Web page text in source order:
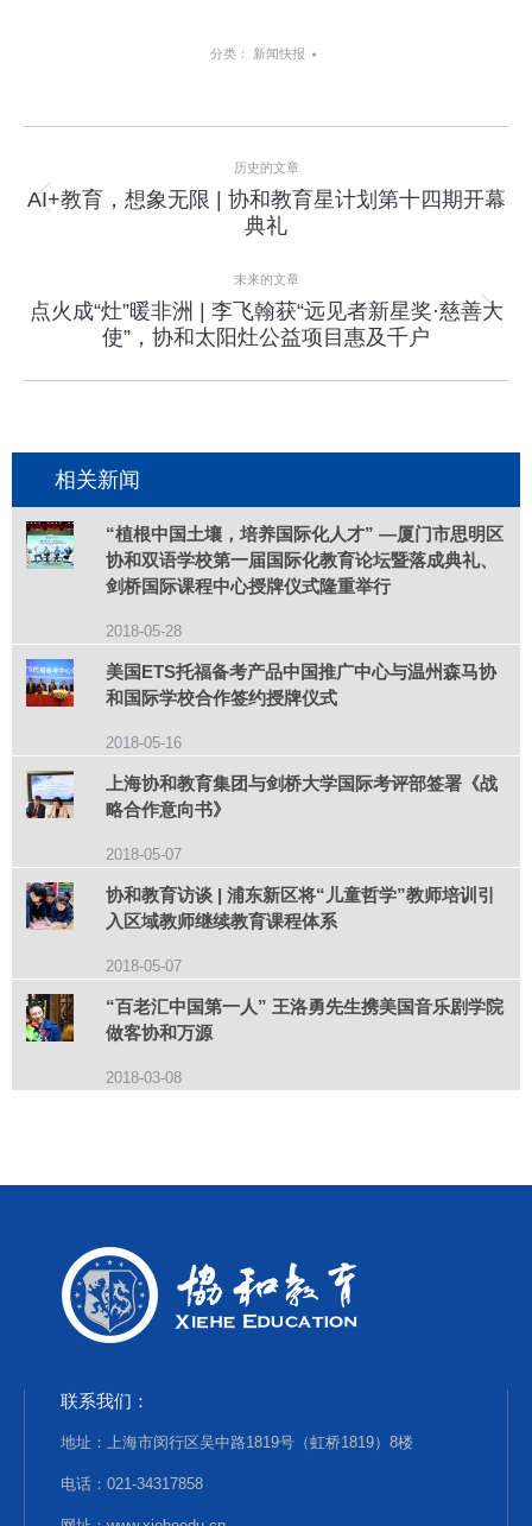
分类： 新闻快报
目
航
历史的文章
上
一
项
目：
AI+教育，想象无限 | 协和教育星计划第十四期开幕
典礼
未来的文章
下
一
点火成“灶”暖非洲 | 李飞翰获“远见者新星奖·慈善大
使”，协和太阳灶公益项目惠及千户
相关新闻
“植根中国土壤，培养国际化人才” —厦门市思明区
协和双语学校第一届国际化教育论坛暨落成典礼、
剑桥国际课程中心授牌仪式隆重举行
2018-05-28
美国ETS托福备考产品中国推广中心与温州森马协
和国际学校合作签约授牌仪式
2018-05-16
上海协和教育集团与剑桥大学国际考评部签署《战
略合作意向书》
2018-05-07
协和教育访谈 | 浦东新区将“儿童哲学”教师培训引
入区域教师继续教育课程体系
2018-05-07
“百老汇中国第一人” 王洛勇先生携美国音乐剧学院
做客协和万源
2018-03-08
联系我们：
地址：上海市闵行区吴中路1819号（虹桥1819）8楼
电话：021-34317858